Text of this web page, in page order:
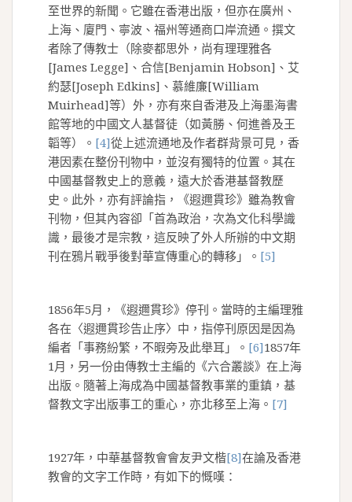
至世界的新聞。它雖在香港出版，但亦在廣州、
上海、廈門、寧波、福州等通商口岸流通。撰文
者除了傳教士（除麥都思外，尚有理理雅各
[James Legge]、合信[Benjamin Hobson]、艾
約瑟[Joseph Edkins]、慕維廉[William
Muirhead]等）外，亦有來自香港及上海墨海書
館等地的中國文人基督徒（如黃勝、何進善及王
韜等）。 [4]從上述流通地及作者群背景可見，香
港因素在整份刊物中，並沒有獨特的位置。其在
中國基督教史上的意義，遠大於香港基督教歷
史。此外，亦有評論指，《遐邇貫珍》雖為教會
刊物，但其內容卻「首為政治，次為文化科學識
識，最後才是宗教，這反映了外人所辦的中文期
刊在鴉片戰爭後對華宣傳重心的轉移」。 [5]
1856年5月，《遐邇貫珍》停刊。當時的主編理雅
各在〈遐邇貫珍告止序〉中，指停刊原因是因為
編者「事務紛繁，不暇旁及此舉耳」。 [6]1857年
1月，另一份由傳教士主編的《六合叢談》在上海
出版。隨著上海成為中國基督教事業的重鎮，基
督教文字出版事工的重心，亦北移至上海。 [7]
1927年，中華基督教會會友尹文楷[8]在論及香港
教會的文字工作時，有如下的慨嘆：